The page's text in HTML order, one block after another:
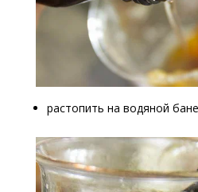
растопить на водяной